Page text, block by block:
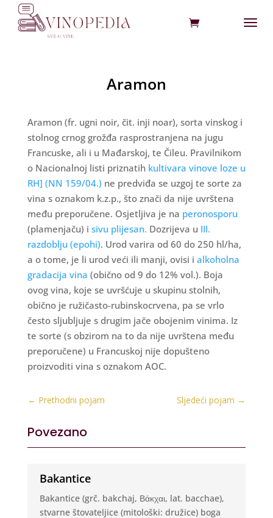
Aramon
Aramon (fr. ugni noir, čit. inji noar), sorta vinskog i
stolnog crnog grožđa rasprostranjena na jugu
Francuske, ali i u Mađarskoj, te Čileu. Pravilnikom
o Nacionalnoj listi priznatih kultivara vinove loze u
RH] (NN 159/04.) ne predviđa se uzgoj te sorte za
vina s oznakom k.z.p., što znači da nije uvrštena
među preporučene. Osjetljiva je na peronosporu
(plamenjaču) i sivu plijesan. Dozrijeva u III.
razdoblju (epohi). Urod varira od 60 do 250 hl/ha,
a o tome, je li urod veći ili manji, ovisi i alkoholna
gradacija vina (obično od 9 do 12% vol.). Boja
ovog vina, koje se uvršćuje u skupinu stolnih,
obično je ružičasto-rubinskocrvena, pa se vrlo
često sljubljuje s drugim jače obojenim vinima. Iz
te sorte (s obzirom na to da nije uvrštena među
preporučene) u Francuskoj nije dopušteno
proizvoditi vina s oznakom AOC.
← Prethodni pojam Sljedeći pojam →
Povezano
Bakantice
Bakantice (grč. bakchaj, Βάκχαι, lat. bacchae),
stvarne štovateljice (mitološki: družice) boga